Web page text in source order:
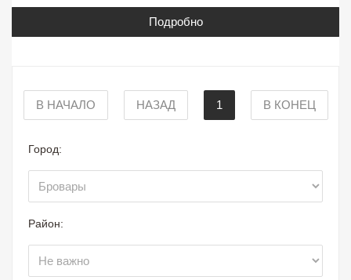
Подробно
В НАЧАЛО НАЗАД 1 В КОНЕЦ
Город:
Район: